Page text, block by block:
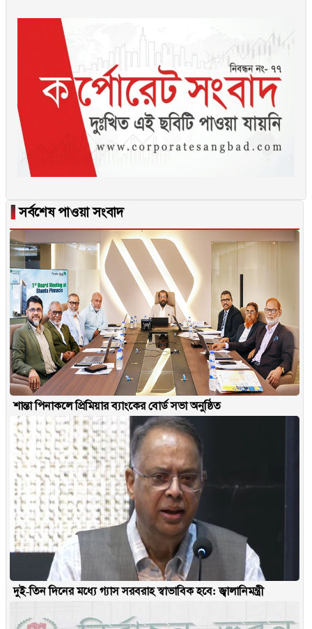
▐সর্বশেষ পাওয়া সংবাদ
শান্তা পিনাকলে প্রিমিয়ার ব্যাংকের বোর্ড সভা অনুষ্ঠিত
দুই-তিন দিনের মধ্যে গ্যাস সরবরাহ স্বাভাবিক হবে: জ্বালানিমন্ত্রী